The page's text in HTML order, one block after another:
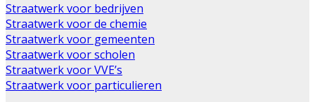
Straatwerk voor bedrijven
Straatwerk voor de chemie
Straatwerk voor gemeenten
Straatwerk voor scholen
Straatwerk voor VVE’s
Straatwerk voor particulieren